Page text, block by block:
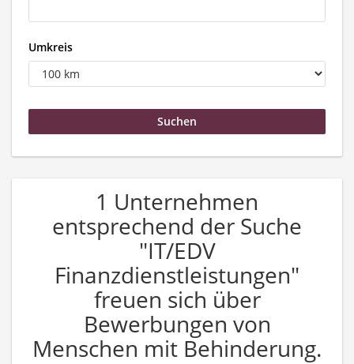
Umkreis
1 Unternehmen
entsprechend der Suche
"IT/EDV
Finanzdienstleistungen"
freuen sich über
Bewerbungen von
Menschen mit Behinderung.